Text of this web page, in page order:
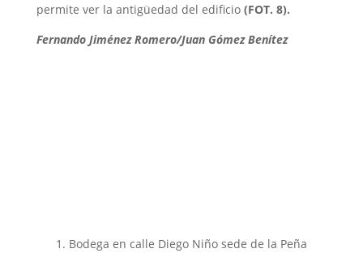
permite ver la antigüedad del edificio (FOT. 8).
Fernando Jiménez Romero/Juan Gómez Benítez
1. Bodega en calle Diego Niño sede de la Peña